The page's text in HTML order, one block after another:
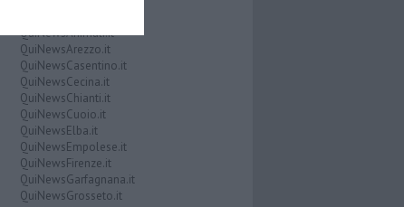
QuiNewsAnimali.it
QuiNewsArezzo.it
QuiNewsCasentino.it
QuiNewsCecina.it
QuiNewsChianti.it
QuiNewsCuoio.it
QuiNewsElba.it
QuiNewsEmpolese.it
QuiNewsFirenze.it
QuiNewsGarfagnana.it
QuiNewsGrosseto.it